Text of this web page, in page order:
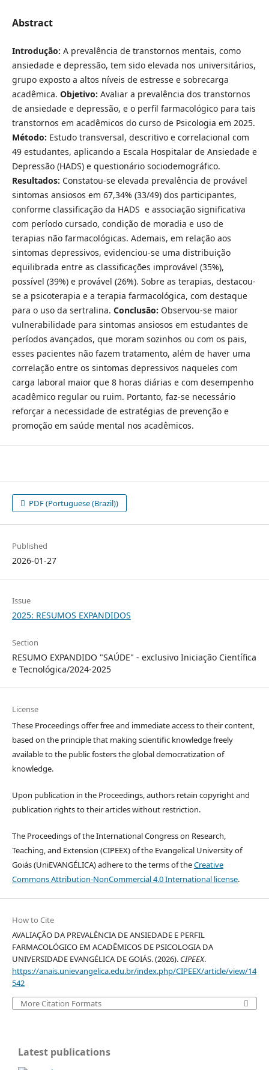
Abstract
Introdução: A prevalência de transtornos mentais, como
ansiedade e depressão, tem sido elevada nos universitários,
grupo exposto a altos níveis de estresse e sobrecarga
acadêmica. Objetivo: Avaliar a prevalência dos transtornos
de ansiedade e depressão, e o perfil farmacológico para tais
transtornos em acadêmicos do curso de Psicologia em 2025.
Método: Estudo transversal, descritivo e correlacional com
49 estudantes, aplicando a Escala Hospitalar de Ansiedade e
Depressão (HADS) e questionário sociodemográfico.
Resultados: Constatou-se elevada prevalência de provável
sintomas ansiosos em 67,34% (33/49) dos participantes,
conforme classificação da HADS e associação significativa
com período cursado, condição de moradia e uso de
terapias não farmacológicas. Ademais, em relação aos
sintomas depressivos, evidenciou-se uma distribuição
equilibrada entre as classificações improvável (35%),
possível (39%) e provável (26%). Sobre as terapias, destacou-
se a psicoterapia e a terapia farmacológica, com destaque
para o uso da sertralina. Conclusão: Observou-se maior
vulnerabilidade para sintomas ansiosos em estudantes de
períodos avançados, que moram sozinhos ou com os pais,
esses pacientes não fazem tratamento, além de haver uma
correlação entre os sintomas depressivos naqueles com
carga laboral maior que 8 horas diárias e com desempenho
acadêmico regular ou ruim. Portanto, faz-se necessário
reforçar a necessidade de estratégias de prevenção e
promoção em saúde mental nos acadêmicos.
PDF (Portuguese (Brazil))
Published
2026-01-27
Issue
2025: RESUMOS EXPANDIDOS
Section
RESUMO EXPANDIDO "SAÚDE" - exclusivo Iniciação Científica
e Tecnológica/2024-2025
License
These Proceedings offer free and immediate access to their content,
based on the principle that making scientific knowledge freely
available to the public fosters the global democratization of
knowledge.
Upon publication in the Proceedings, authors retain copyright and
publication rights to their articles without restriction.
The Proceedings of the International Congress on Research,
Teaching, and Extension (CIPEEX) of the Evangelical University of
Goiás (UniEVANGÉLICA) adhere to the terms of theCreative
Commons Attribution-NonCommercial 4.0 International license.
How to Cite
AVALIAÇÃO DA PREVALÊNCIA DE ANSIEDADE E PERFIL
FARMACOLÓGICO EM ACADÊMICOS DE PSICOLOGIA DA
UNIVERSIDADE EVANGÉLICA DE GOIÁS. (2026). CIPEEX.
https://anais.unievangelica.edu.br/index.php/CIPEEX/article/view/14
542
More Citation Formats
Latest publications